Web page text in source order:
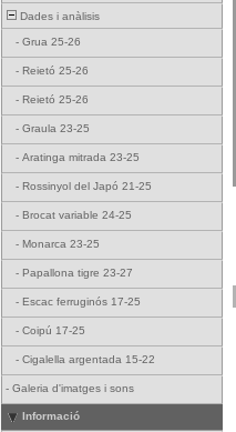
Dades i anàlisis
- Grua 25-26
- Reietó 25-26
- Reietó 25-26
- Graula 23-25
- Aratinga mitrada 23-25
- Rossinyol del Japó 21-25
- Brocat variable 24-25
- Monarca 23-25
- Papallona tigre 23-27
- Escac ferruginós 17-25
- Coipú 17-25
- Cigalella argentada 15-22
- Galeria d'imatges i sons
Informació